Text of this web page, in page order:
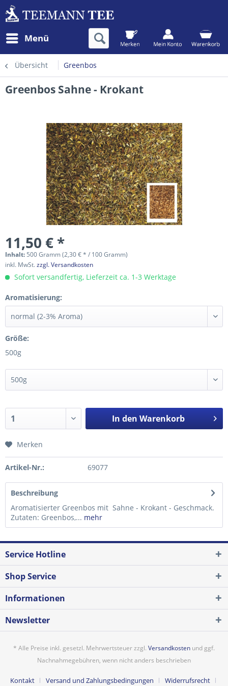
Menü
Übersicht Greenbos
Greenbos Sahne - Krokant
11,50 € *
Inhalt: 500 Gramm (2,30 € * / 100 Gramm)
inkl. MwSt.zzgl. Versandkosten
Sofort versandfertig, Lieferzeit ca. 1-3 Werktage
Aromatisierung:
Größe:
500g
In den Warenkorb
Merken
Artikel-Nr.: 69077
Beschreibung
Aromatisierter Greenbos mit Sahne - Krokant - Geschmack.
Zutaten: Greenbos,... mehr
Service Hotline
Shop Service
Informationen
Newsletter
* Alle Preise inkl. gesetzl. Mehrwertsteuer zzgl. Versandkosten und ggf.
Nachnahmegebühren, wenn nicht anders beschrieben
Kontakt Versand und Zahlungsbedingungen Widerrufsrecht